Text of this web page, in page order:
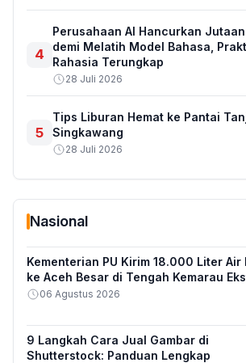
4
Perusahaan AI Hancurkan
demi Melatih Model Bahasa,
Rahasia Terungkap
28 Juli 2026
5
Tips Liburan Hemat ke Pantai
Singkawang
28 Juli 2026
Nasional
Kementerian PU Kirim 18.000 Liter Air
ke Aceh Besar di Tengah Kemarau
06 Agustus 2026
9 Langkah Cara Jual Gambar di
Shutterstock: Panduan Lengkap